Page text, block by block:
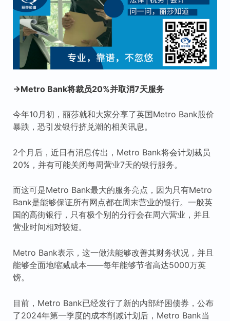
→Metro Bank将裁员20%并取消7天服务
今年10月初，丽莎就和大家分享了英国Metro Bank股价
暴跌，恐引发银行挤兑潮的相关讯息。
2个月后，近日有消息传出，Metro Bank将会计划裁员
20%，并有可能关闭每周营业7天的银行服务。
而这可是Metro Bank最大的服务亮点，因为只有Metro
Bank是能够保证所有网点都在周末营业的银行。一般英
国的高街银行，只有极个别的分行会在周六营业，并且
营业时间相对较短。
Metro Bank表示，这一做法能够改善其财务状况，并且
能够全面地缩减成本——每年能够节省高达5000万英
镑。
目前，Metro Bank已经发行了新的内部纾困债券，公布
了2024年第一季度的成本削减计划后，Metro Bank当